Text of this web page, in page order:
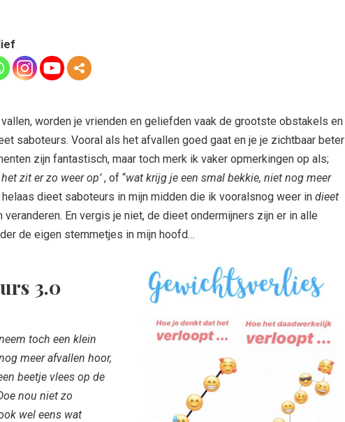
worden je vrienden en geliefden vaak de grootste obstakels en
saboteurs. Vooral als het afvallen goed gaat en je je zichtbaar beter
zijn fantastisch, maar toch merk ik vaker opmerkingen op als;
zit er zo weer op’, of “wat krijg je een smal bekkie, niet nog meer
dieet saboteurs in mijn midden die ik vooralsnog weer in dieet
veranderen. En vergis je niet, de dieet ondermijners zijn er in alle
de eigen stemmetjes in mijn hoofd…
3.0
toch een klein
meer afvallen hoor,
beetje vlees op de
nou niet zo
wel eens wat